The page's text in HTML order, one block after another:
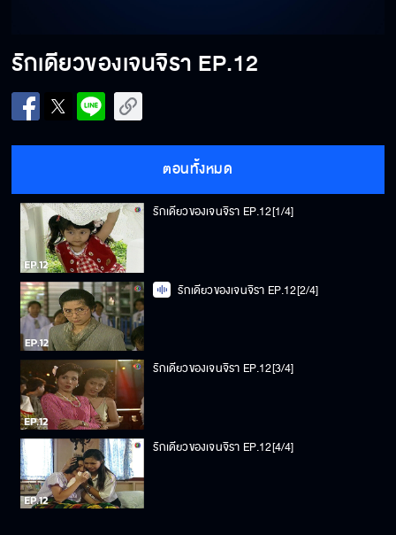
รักเดียวของเจนจิรา EP.12
ตอนทั้งหมด
รักเดียวของเจนจิรา EP.12[1/4]
รักเดียวของเจนจิรา EP.12[2/4]
รักเดียวของเจนจิรา EP.12[3/4]
รักเดียวของเจนจิรา EP.12[4/4]